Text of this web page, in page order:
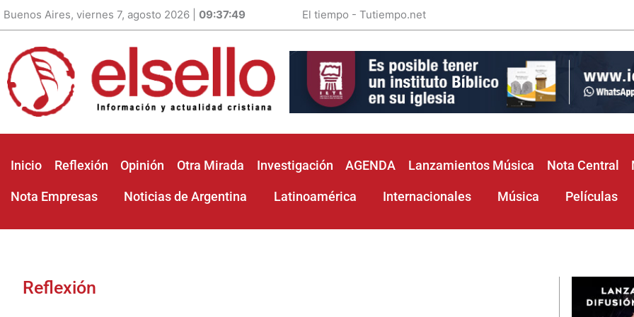
Buenos Aires, viernes 7, agosto 2026 | 09:37:51 El tiempo - Tutiempo.net
Inicio Reflexión Opinión Otra Mirada Investigación AGENDA Lanzamientos Música Nota Central
Nota Empresas Noticias de Argentina Latinoamérica Internacionales Música Películas
Reflexión